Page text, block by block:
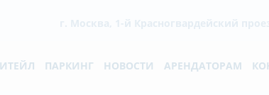
ПАРКИНГ НОВОСТИ АРЕНДАТОРАМ